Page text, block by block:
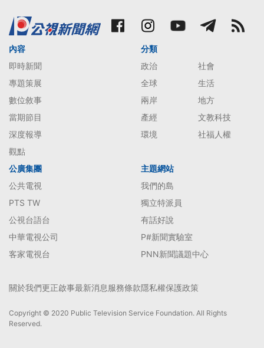
內容
即時新聞
專題策展
數位敘事
當期節目
深度報導
觀點
分類
政治
社會
全球
生活
兩岸
地方
產經
文教科技
環境
社福人權
公廣集團
公共電視
PTS TW
公視台語台
中華電視公司
客家電視台
主題網站
我們的島
獨立特派員
有話好說
P#新聞實驗室
PNN新聞議題中心
關於我們更正啟事最新消息服務條款隱私權保護政策
Copyright © 2020 Public Television Service Foundation. All Rights
Reserved.